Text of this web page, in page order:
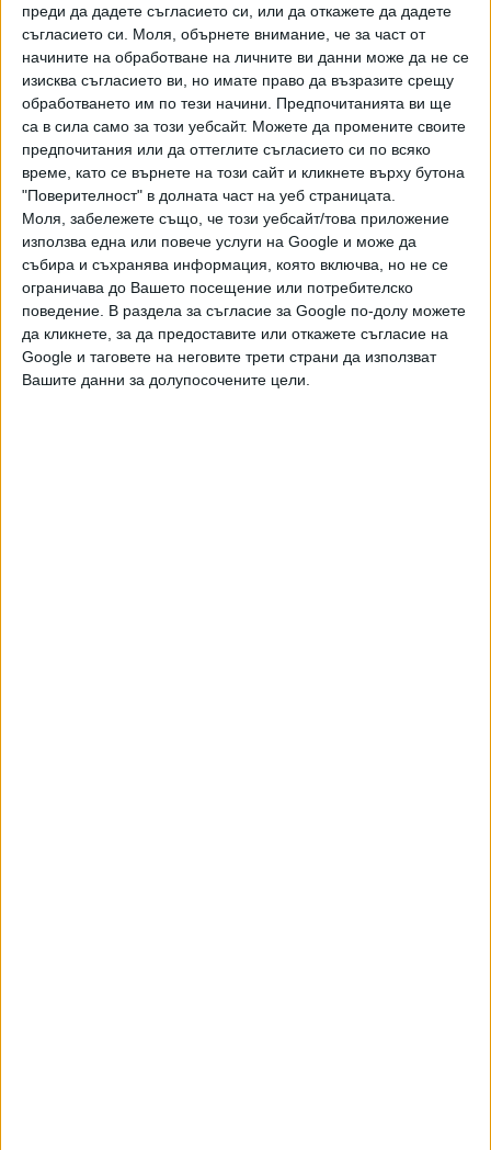
преди да дадете съгласието си, или да откажете да дадете
съгласието си.
Моля, обърнете внимание, че за част от
начините на обработване на личните ви данни може да не се
изисква съгласието ви, но имате право да възразите срещу
обработването им по тези начини. Предпочитанията ви ще
са в сила само за този уебсайт. Можете да промените своите
предпочитания или да оттеглите съгласието си по всяко
време, като се върнете на този сайт и кликнете върху бутона
"Поверителност" в долната част на уеб страницата.
Моля, забележете също, че този уебсайт/това приложение
използва една или повече услуги на Google и може да
събира и съхранява информация, която включва, но не се
ограничава до Вашето посещение или потребителско
поведение. В раздела за съгласие за Google по-долу можете
да кликнете, за да предоставите или откажете съгласие на
Google и таговете на неговите трети страни да използват
Вашите данни за долупосочените цели.
подпомагане на засегнатите домакинства.
В следващите дни беше обявено издирването на 55-
годишния мъж, изчезнал след приливната вълна в района
на Севлиево. В област Габрово беше обявено бедствено
положение заради интензивните валежи, повишените
нива на реките и наводненията в региона.
Последвайте ни и в
Ако искате да подкрепите независимата
и качествена журналистика в “Сега”,
можете да направите дарение през
PayPal